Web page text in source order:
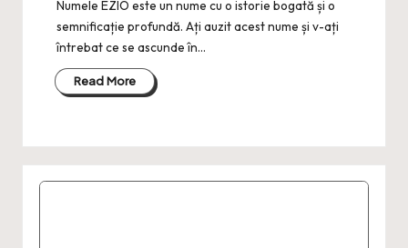
Numele EZIO este un nume cu o istorie bogată și o
semnificație profundă. Ați auzit acest nume și v-ați
întrebat ce se ascunde în…
Read More